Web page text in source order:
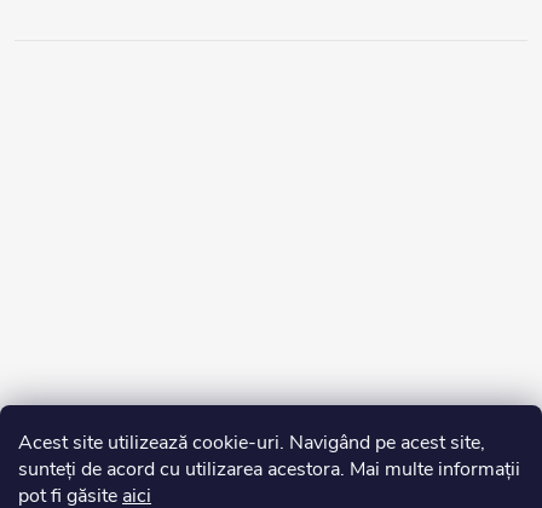
Acest site utilizează cookie-uri. Navigând pe acest site,
sunteți de acord cu utilizarea acestora. Mai multe informații
pot fi găsite aici